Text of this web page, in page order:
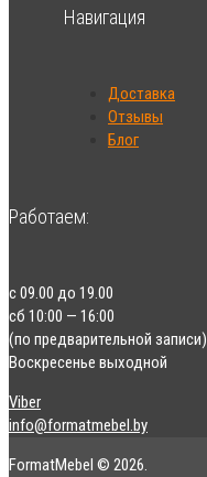
Навигация
Доставка
Отзывы
Блог
Работаем:
с 09.00 до 19.00
сб 10:00 — 16:00
(по предварительной записи)
Воскресенье выходной
Viber
info@formatmebel.by
FormatMebel © 2026.